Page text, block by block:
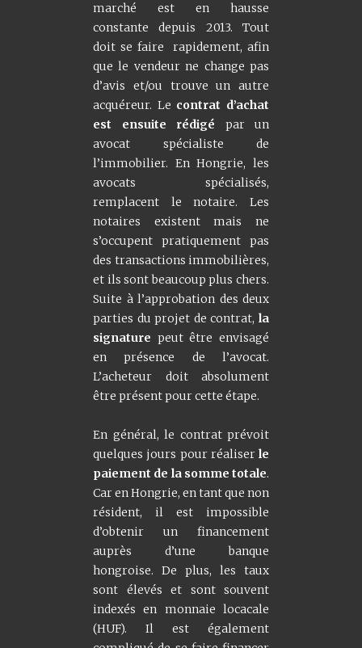
marché est en hausse
constante depuis 2013. Tout
doit se faire rapidement, afin
que le vendeur ne change pas
d’avis et/ou trouve un autre
acquéreur. Le contrat d’achat
est ensuite rédigé par un
avocat spécialiste de
l’immobilier. En Hongrie, les
avocats spécialisés,
remplacent le notaire. Les
notaires existent mais ne
s’occupent pratiquement pas
des transactions immobilières,
et ils sont beaucoup plus chers.
Suite à l’approbation des deux
parties du projet de contrat, la
signature peut être envisagé
en présence de l’avocat.
L’acheteur doit absolument
être présent pour cette étape.
En général, le contrat prévoit
quelques jours pour réaliser le
paiement de la somme totale.
Car en Hongrie, en tant que non
résident, il est impossible
d’obtenir un financement
auprès d’une banque
hongroise. De plus, les taux
sont élevés et sont souvent
indexés en monnaie locacale
(HUF). Il est également